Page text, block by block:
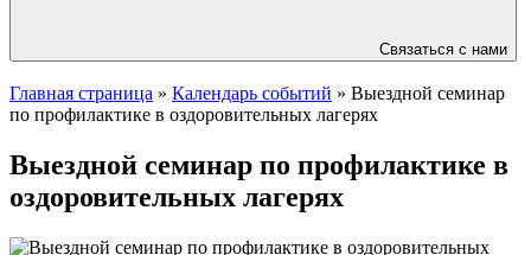
Связаться с нами
Главная страница » Календарь событий » Выездной семинар
по профилактике в оздоровительных лагерях
Выездной семинар по профилактике в
оздоровительных лагерях